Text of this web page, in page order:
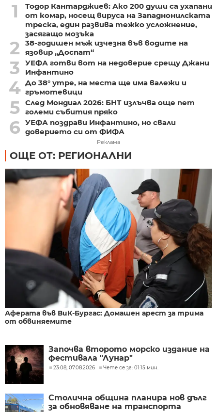
1
Тодор Кантарджиев: Ако 200 души са ухапани
от комар, носещ вируса на Западнонилската
треска, един развива тежко усложнение,
засягащо мозъка
2
38-годишен мъж изчезна във водите на
язовир „Доспат“
3
УЕФА готви вот на недоверие срещу Джани
Инфантино
4 До 38° утре, на места ще има валежи и
гръмотевици
5 След Мондиал 2026: БНТ излъчва още пет
големи събития пряко
6 УЕФА поздрави Инфантино, но свали
доверието си от ФИФА
Реклама
ОЩЕ ОТ: РЕГИОНАЛНИ
Аферата във ВиК-Бургас: Домашен арест за трима
от обвиняемите
Започва второто морско издание на
фестивала "Лунар"
23:08, 07.08.2026 Чете се за: 01:15 мин.
Столична община планира нов дълг
за обновяване на транспорта